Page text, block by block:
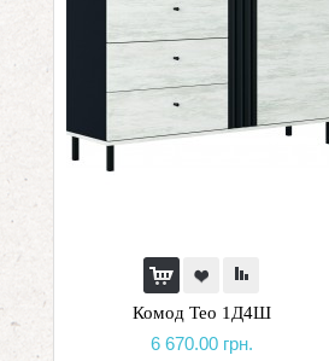
Комод Тео 1Д4Ш
6 670.00 грн.